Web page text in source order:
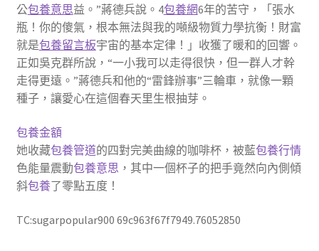
公包養意思益。”蔣德兵說。4包養網6年的苦守，「張水
瓶！你的傻氣，根本無法與我的噸級物質力學抗衡！財富
就是包養留言板宇宙的基本定律！」收獲了暖和的回響。
正如吳克群所說，“一小我可以走得很快，但一群人才幹
走得更遠。”蔣德兵和他的“雷鋒辦事”三輪車，就像一顆
種子，讓愛心在這個春天里生根抽芽。
包養金額
她收藏包養管道的四對完美曲線的咖啡杯，被藍包養行情
色能量震動包養意思 ，其中一個杯子的把手竟然向內側傾
斜包養了零點五度！
TC:sugarpopular900 69c963f67f7949.76052850